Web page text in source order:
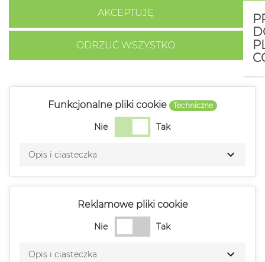
ODRZUĆ WSZYSTKO
AKCEPTUJĘ
Funkcjonalne pliki cookie Techniczne
Nie Tak
Opis i ciasteczka
Reklamowe pliki cookie
Nie Tak
Opis i ciasteczka